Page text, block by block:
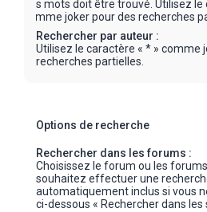
des mots doit être trouvé. Utilisez le
comme joker pour des recherches
Rechercher par auteur :
Utilisez le caractère « * » comme
recherches partielles.
Options de recherche
Rechercher dans les forums :
Choisissez le forum ou les
souhaitez effectuer une
automatiquement inclus si vous
ci-dessous « Rechercher dans les